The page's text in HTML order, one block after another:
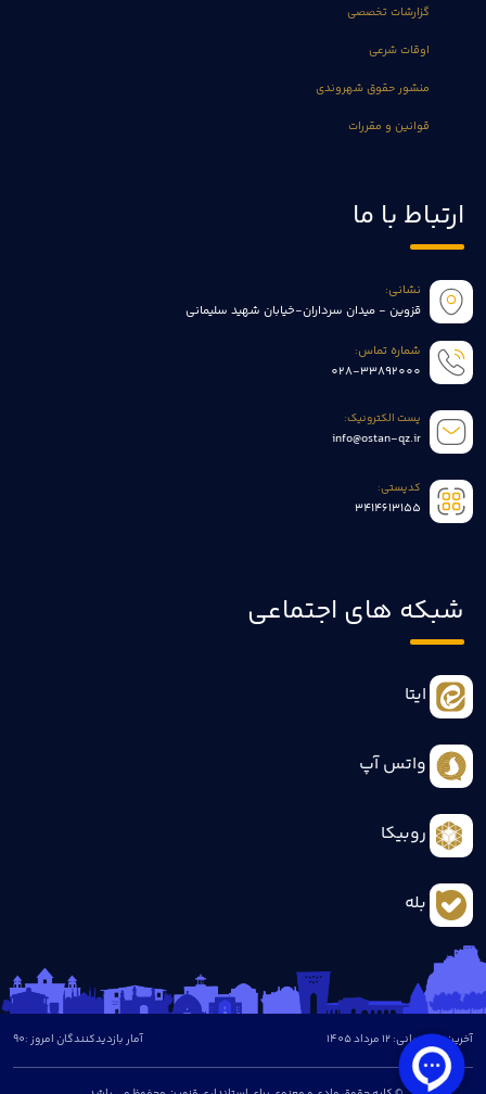
گزارشات تخصصی
اوقات شرعی
منشور حقوق شهروندی
قوانین و مقررات
ارتباط با ما
نشانی:
قزوین - میدان سرداران-خیابان شهید سلیمانی
شماره تماس:
028-33892000
پست الکترونیک:
info@ostan-qz.ir
کدپستی:
3414613155
شبکه های اجتماعی
ایتا
واتس آپ
روبیکا
بله
آخرین بروزرسانی: 12 مرداد 1405 آمار بازدیدکنندگان امروز :90